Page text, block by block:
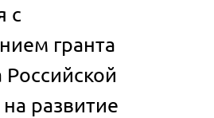
с
гранта
развитие